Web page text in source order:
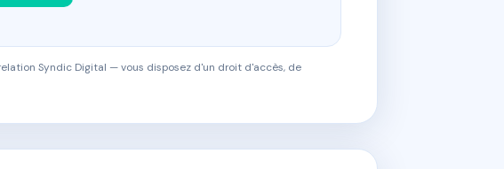
Syndic Digital — vous disposez d'un droit d'accès, de